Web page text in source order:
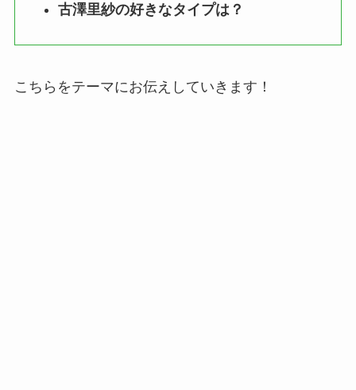
古澤里紗の好きなタイプは？
こちらをテーマにお伝えしていきます！